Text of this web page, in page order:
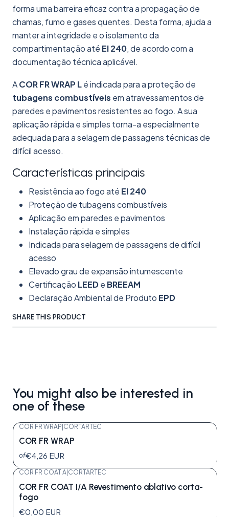
forma uma barreira eficaz contra a propagação de
chamas, fumo e gases quentes. Desta forma, ajuda a
manter a integridade e o isolamento da
compartimentação até EI 240, de acordo com a
documentação técnica aplicável.
ACOR FR WRAP Lé indicada para a proteção de
tubagens combustíveis em atravessamentos de
paredes e pavimentos resistentes ao fogo. A sua
aplicação rápida e simples torna-a especialmente
adequada para a selagem de passagens técnicas de
difícil acesso.
Características principais
Resistência ao fogo até EI 240
Proteção de tubagens combustíveis
Aplicação em paredes e pavimentos
Instalação rápida e simples
Indicada para selagem de passagens de difícil
acesso
Elevado grau de expansão intumescente
Certificação LEEDe BREEAM
Declaração Ambiental de Produto EPD
SHARE THIS PRODUCT
You might also be interested in
one of these
COR FR WRAP CORTARTEC
COR FR WRAP
of€4,26 EUR
COR FR COAT A CORTARTEC
COR FR COAT I/A Revestimento ablativo corta-
fogo
€0,00 EUR